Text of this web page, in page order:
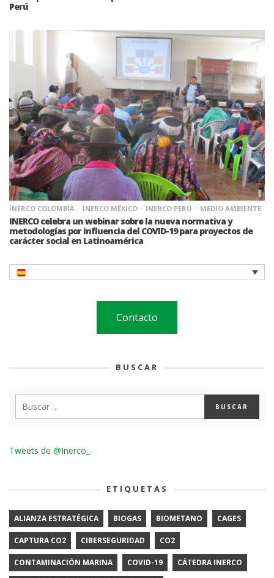
Perú
INERCO COLOMBIA INERCO MÉXICO INERCO PERÚ MEDIO AMBIENTE
INERCO celebra un webinar sobre la nueva normativa y
metodologías por influencia del COVID-19 para proyectos de
carácter social en Latinoamérica
Contacto
BUSCAR
Tweets de @Inerco_.
ETIQUETAS
ALIANZA ESTRATÉGICA BIOGAS BIOMETANO CAGES
CAPTURA CO2 CIBERSEGURIDAD CO2
CONTAMINACIÓN MARINA COVID-19 CÁTEDRA INERCO